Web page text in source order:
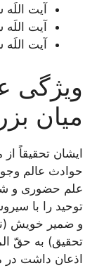
آیت
آیت
آیت
ویژگی
میان
ایشان تحقيقاً
حوادث عالم
علم حضورى و
توحيد را با
و ضمير خويش
تحقيق) به حقّ
اذعان داشت در